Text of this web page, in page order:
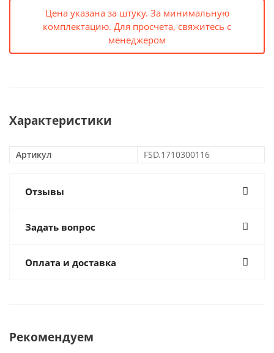
Цена указана за штуку. За минимальную
комплектацию. Для просчета, свяжитесь с
менеджером
Характеристики
Артикул FSD.1710300116
Отзывы
Задать вопрос
Оплата и доставка
Рекомендуем